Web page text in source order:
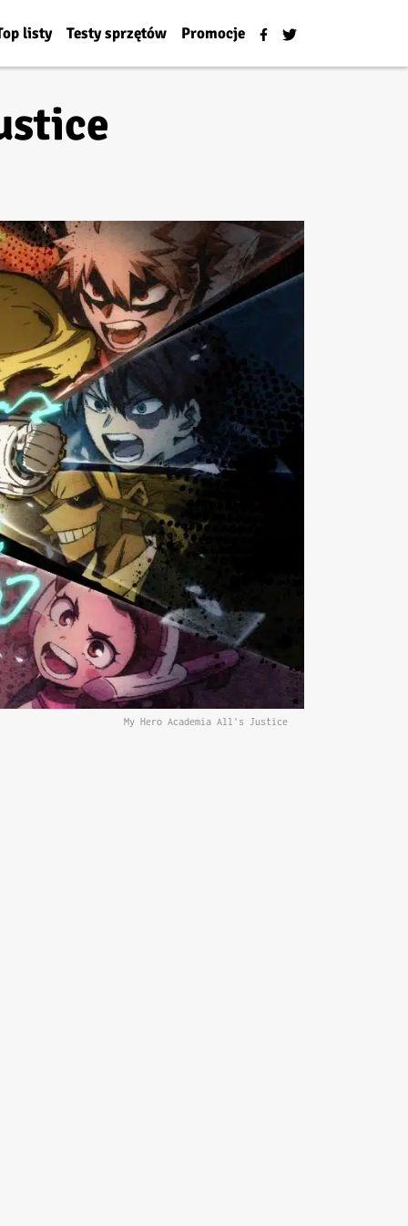
listy Testy sprzętów Promocje
My Hero Academia All's Justice